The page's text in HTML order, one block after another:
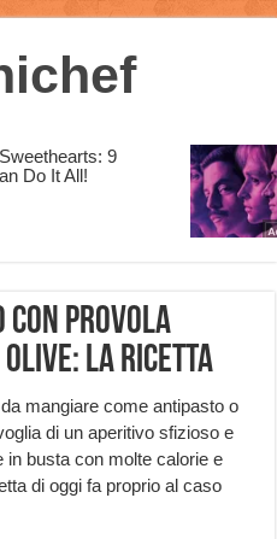
con provola
olive: la ricetta
mangiare come antipasto o
di un aperitivo sfizioso e
in busta con molte calorie e
di oggi fa proprio al caso